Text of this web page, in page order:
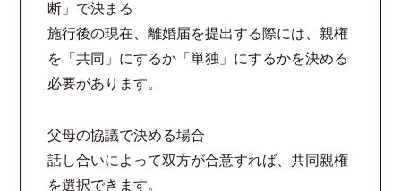
リモート相談
お知らせ
弁護士ブログ
法律相談コラム
断」で決まる
施行後の現在、離婚届を提出する際には、親権
を「共同」にするか「単独」にするかを決める
必要があります。
父母の協議で決める場合
話し合いによって双方が合意すれば、共同親権
を選択できます。